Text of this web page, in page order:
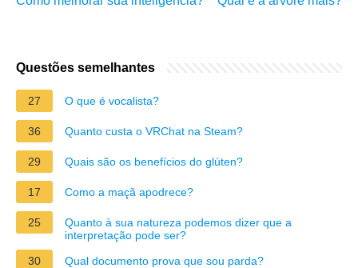
Questões semelhantes
27 O que é vocalista?
36 Quanto custa o VRChat na Steam?
29 Quais são os benefícios do glúten?
17 Como a maçã apodrece?
25
Quanto à sua natureza podemos dizer que a
interpretação pode ser?
30
Qual documento prova que sou parda?